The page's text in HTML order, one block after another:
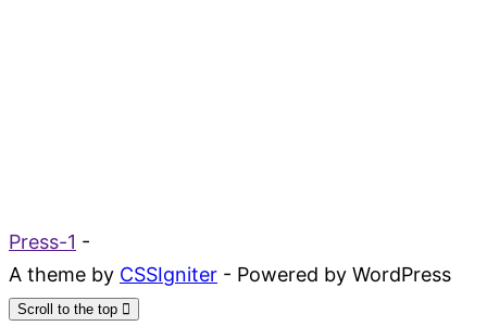
Press-1 -
A theme by CSSIgniter - Powered by WordPress
Scroll to the top